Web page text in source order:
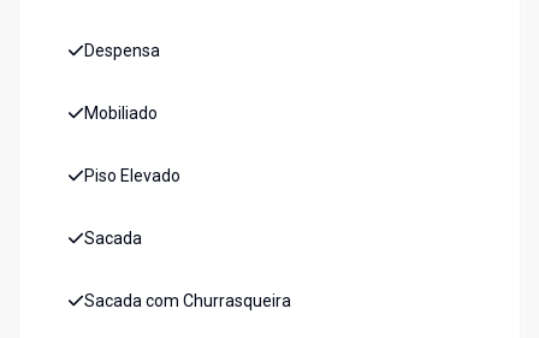
Despensa
Mobiliado
Piso Elevado
Sacada
Sacada com Churrasqueira